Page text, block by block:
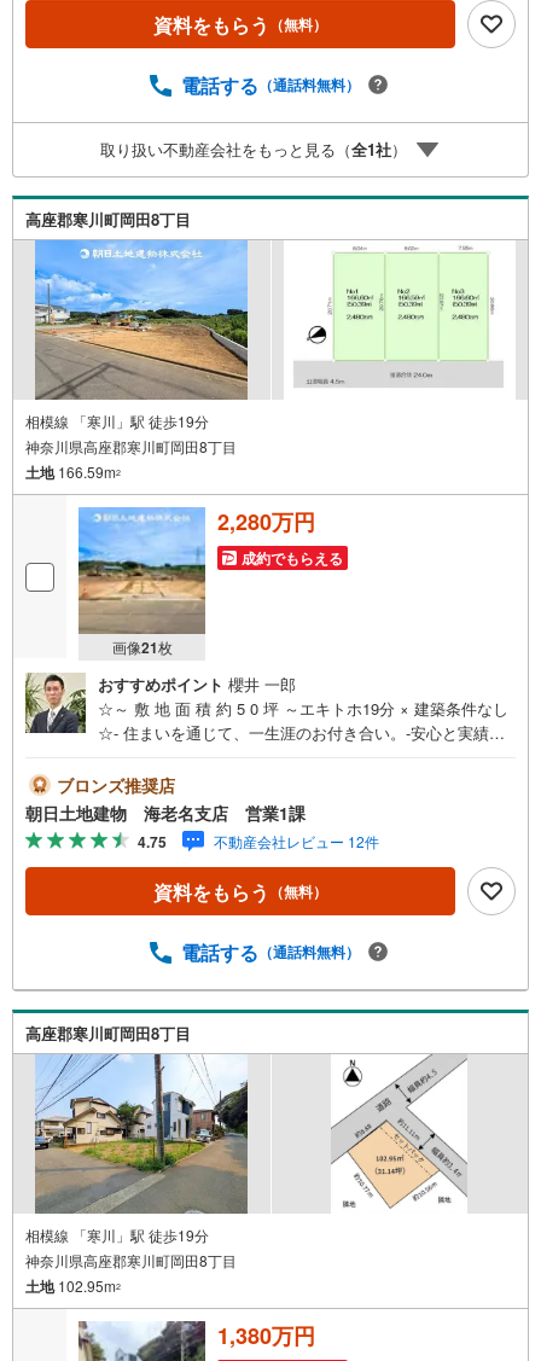
資料をもらう （無料）
電話する （通話料無料）
取り扱い不動産会社をもっと見る（全1社）
高座郡寒川町岡田8丁目
相模線 「寒川」駅 徒歩19分
神奈川県高座郡寒川町岡田8丁目
土地166.59m2
画像21枚
2,280万円
成約でもらえる
おすすめポイント 櫻井 一郎
☆～ 敷 地 面 積 約 5 0 坪 ～エキトホ19分 × 建築条件なし
☆- 住まいを通じて、一生涯のお付き合い。-安心と実績の
田急線 寒川駅まで、徒歩19分の立地☆隣駅の香川駅まで
は、バス27分でご利用いただけます♪♯建築条件なし＞＞建
築条件ございませんので、お好きなハウスメーカーで建築
可能☆建物を建築されない土地のみのご希望の方も大歓迎
ブロンズ推奨店
朝日土地建物 海老名支店 営業1課
4.75 不動産会社レビュー 12件
資料をもらう （無料）
電話する （通話料無料）
高座郡寒川町岡田8丁目
相模線 「寒川」駅 徒歩19分
神奈川県高座郡寒川町岡田8丁目
土地102.95m2
1,380万円